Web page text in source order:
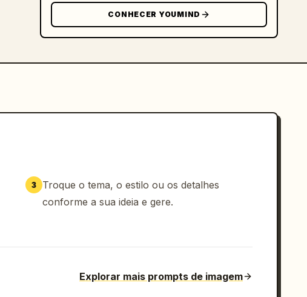
CONHECER YOUMIND
3
Troque o tema, o estilo ou os detalhes
conforme a sua ideia e gere.
Explorar mais prompts de imagem